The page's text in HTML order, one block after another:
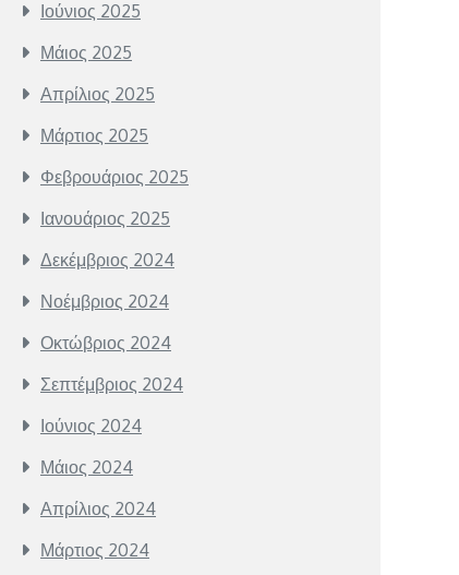
Ιούνιος 2025
Μάιος 2025
Απρίλιος 2025
Μάρτιος 2025
Φεβρουάριος 2025
Ιανουάριος 2025
Δεκέμβριος 2024
Νοέμβριος 2024
Οκτώβριος 2024
Σεπτέμβριος 2024
Ιούνιος 2024
Μάιος 2024
Απρίλιος 2024
Μάρτιος 2024